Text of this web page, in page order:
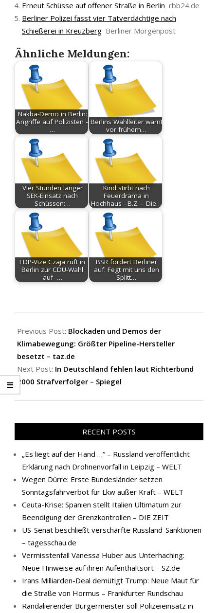
Erneut Schüsse auf offener Straße in Berlin rbb24.de
Berliner Polizei fasst vier Tatverdächtige nach
Schießerei in Kreuzberg Berliner Morgenpost
Ähnliche Meldungen:
Nakba-Demo in Berlin:
Angriffe auf Polizisten –
…
Berlins Wahlleiter warnt
vor frühem…
Vier Stunden langer
SEK-Einsatz nach
Schüssen:…
Kind stirbt nach
Feuerdrama in
Hochhaus - B.Z. – Die…
FDP-Vize Czaja ruft in
Berlin zur CDU-Wahl
auf -…
BSR fordert Berliner
auf: Fegt mit uns den
Splitt…
05-
31
Previous Post: Blockaden und Demos der
Klimabewegung: Größter Pipeline-Hersteller
besetzt – taz.de
Next Post: In Deutschland fehlen laut Richterbund
2000 Strafverfolger – Spiegel
RECENT POSTS
„Es liegt auf der Hand …“ – Russland veröffentlicht
Erklärung nach Drohnenvorfall in Leipzig – WELT
Wegen Dürre: Erste Bundesländer setzen
Sonntagsfahrverbot für Lkw außer Kraft – WELT
Ceuta-Krise: Spanien stellt Italien Ultimatum zur
Beendigung der Grenzkontrollen – DIE ZEIT
US-Senat beschließt verschärfte Russland-Sanktionen
– tagesschau.de
Vermisstenfall Vanessa Huber aus Unterhaching:
Neue Hinweise auf ihren Aufenthaltsort – SZ.de
Irans Milliarden-Deal demütigt Trump: Neue Maut für
die Straße von Hormus – Frankfurter Rundschau
Randalierender Bürgermeister soll Polizeieinsatz in